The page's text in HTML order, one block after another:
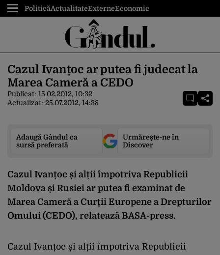
PoliticăActualitateExterneEconomic
Cazul Ivanțoc ar putea fi judecat la
Marea Cameră a CEDO
Publicat: 15.02.2012, 10:32
Actualizat: 25.07.2012, 14:38
Adaugă Gândul ca
sursă preferată
Urmărește-ne în
Discover
Cazul Ivanțoc și alții împotriva Republicii
Moldova și Rusiei ar putea fi examinat de
Marea Cameră a Curții Europene a Drepturilor
Omului (CEDO), relatează BASA-press.
Cazul Ivanțoc și alții împotriva Republicii